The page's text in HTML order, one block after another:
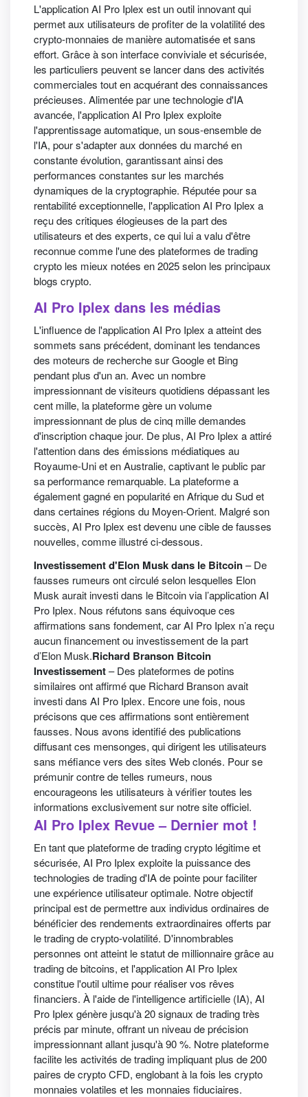
L'application AI Pro Iplex est un outil innovant qui
permet aux utilisateurs de profiter de la volatilité des
crypto-monnaies de manière automatisée et sans
effort. Grâce à son interface conviviale et sécurisée,
les particuliers peuvent se lancer dans des activités
commerciales tout en acquérant des connaissances
précieuses. Alimentée par une technologie d'IA
avancée, l'application AI Pro Iplex exploite
l'apprentissage automatique, un sous-ensemble de
l'IA, pour s'adapter aux données du marché en
constante évolution, garantissant ainsi des
performances constantes sur les marchés
dynamiques de la cryptographie. Réputée pour sa
rentabilité exceptionnelle, l'application AI Pro Iplex a
reçu des critiques élogieuses de la part des
utilisateurs et des experts, ce qui lui a valu d'être
reconnue comme l'une des plateformes de trading
crypto les mieux notées en 2025 selon les principaux
blogs crypto.
AI Pro Iplex dans les médias
L'influence de l'application AI Pro Iplex a atteint des
sommets sans précédent, dominant les tendances
des moteurs de recherche sur Google et Bing
pendant plus d'un an. Avec un nombre
impressionnant de visiteurs quotidiens dépassant les
cent mille, la plateforme gère un volume
impressionnant de plus de cinq mille demandes
d'inscription chaque jour. De plus, AI Pro Iplex a attiré
l'attention dans des émissions médiatiques au
Royaume-Uni et en Australie, captivant le public par
sa performance remarquable. La plateforme a
également gagné en popularité en Afrique du Sud et
dans certaines régions du Moyen-Orient. Malgré son
succès, AI Pro Iplex est devenu une cible de fausses
nouvelles, comme illustré ci-dessous.
Investissement d'Elon Musk dans le Bitcoin– De
fausses rumeurs ont circulé selon lesquelles Elon
Musk aurait investi dans le Bitcoin via l’application AI
Pro Iplex. Nous réfutons sans équivoque ces
affirmations sans fondement, car AI Pro Iplex n’a reçu
aucun financement ou investissement de la part
d’Elon Musk.Richard Branson Bitcoin
Investissement– Des plateformes de potins
similaires ont affirmé que Richard Branson avait
investi dans AI Pro Iplex. Encore une fois, nous
précisons que ces affirmations sont entièrement
fausses. Nous avons identifié des publications
diffusant ces mensonges, qui dirigent les utilisateurs
sans méfiance vers des sites Web clonés. Pour se
prémunir contre de telles rumeurs, nous
encourageons les utilisateurs à vérifier toutes les
informations exclusivement sur notre site officiel.
AI Pro Iplex Revue – Dernier mot !
En tant que plateforme de trading crypto légitime et
sécurisée, AI Pro Iplex exploite la puissance des
technologies de trading d'IA de pointe pour faciliter
une expérience utilisateur optimale. Notre objectif
principal est de permettre aux individus ordinaires de
bénéficier des rendements extraordinaires offerts par
le trading de crypto-volatilité. D'innombrables
personnes ont atteint le statut de millionnaire grâce au
trading de bitcoins, et l'application AI Pro Iplex
constitue l'outil ultime pour réaliser vos rêves
financiers. À l'aide de l'intelligence artificielle (IA), AI
Pro Iplex génère jusqu'à 20 signaux de trading très
précis par minute, offrant un niveau de précision
impressionnant allant jusqu'à 90 %. Notre plateforme
facilite les activités de trading impliquant plus de 200
paires de crypto CFD, englobant à la fois les crypto
monnaies volatiles et les monnaies fiduciaires.